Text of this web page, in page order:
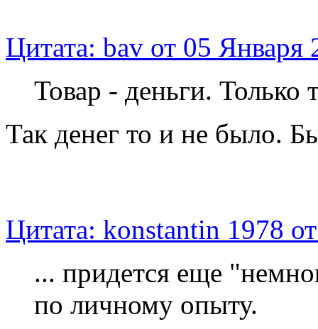
Цитата: bav от 05 Января
Товар - деньги. Только
Так денег то и не было.
Цитата: konstantin 1978
... придется еще
по личному опыту.